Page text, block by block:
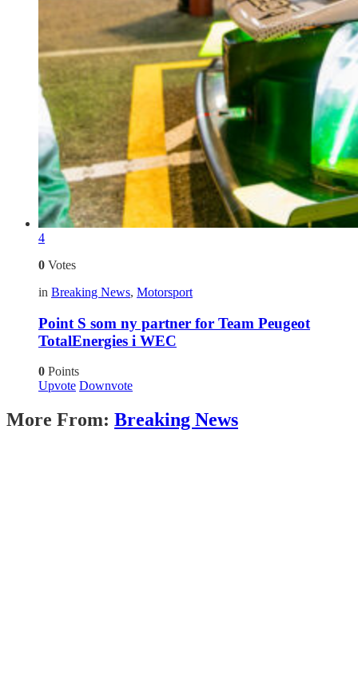
4
0 Votes
in Breaking News, Motorsport
Point S som ny partner for Team Peugeot
TotalEnergies i WEC
0 Points
Upvote Downvote
More From: Breaking News